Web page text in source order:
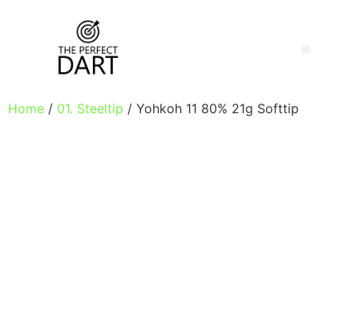
Home / 01. Steeltip / Yohkoh 11 80% 21g Softtip